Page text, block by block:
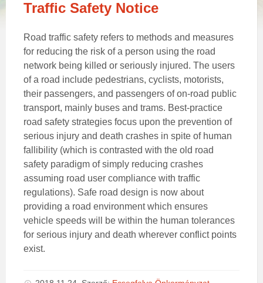
Traffic Safety Notice
Road traffic safety refers to methods and measures
for reducing the risk of a person using the road
network being killed or seriously injured. The users
of a road include pedestrians, cyclists, motorists,
their passengers, and passengers of on-road public
transport, mainly buses and trams. Best-practice
road safety strategies focus upon the prevention of
serious injury and death crashes in spite of human
fallibility (which is contrasted with the old road
safety paradigm of simply reducing crashes
assuming road user compliance with traffic
regulations). Safe road design is now about
providing a road environment which ensures
vehicle speeds will be within the human tolerances
for serious injury and death wherever conflict points
exist.